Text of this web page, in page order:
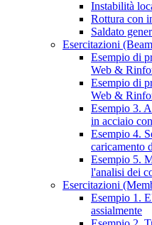
Instabilità
Rottura con
Saldato
Esercitazioni
Esempio di
Web &
Esempio di
Web &
Esempio 3.
in acciaio
Esempio 4.
caricamento
Esempio 5.
l'analisi dei
Esercitazioni
Esempio 1.
assialmente